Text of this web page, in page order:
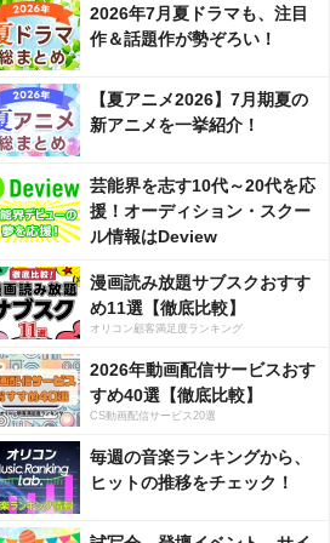
2026年7月夏ドラマも、注目
作＆話題作が勢ぞろい！
【夏アニメ2026】7月期夏の
新アニメを一挙紹介！
芸能界を志す10代～20代を応
援！オーディション・スクー
ル情報はDeview
漫画読み放題サブスクおすす
め11選【徹底比較】
オリコン顧客満足度ランキング
2026年動画配信サービスおす
すめ40選【徹底比較】
CS動画配信サービス20選
毎週の音楽ランキングから、
ヒットの推移をチェック！